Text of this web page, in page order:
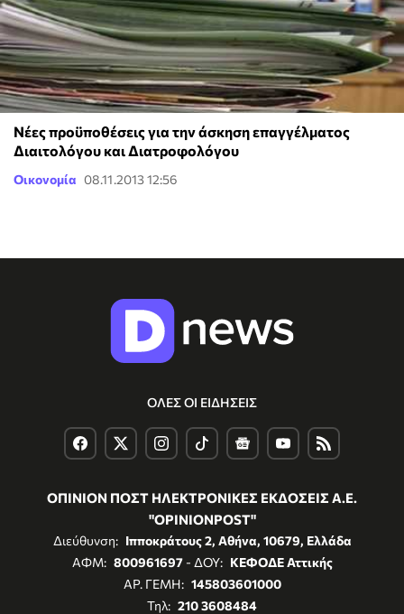
Νέες προϋποθέσεις για την άσκηση επαγγέλματος
Διαιτολόγου και Διατροφολόγου
Οικονομία 08.11.2013 12:56
ΟΛΕΣ ΟΙ ΕΙΔΗΣΕΙΣ
ΟΠΙΝΙΟΝ ΠΟΣΤ ΗΛΕΚΤΡΟΝΙΚΕΣ ΕΚΔΟΣΕΙΣ Α.Ε.
"OPINIONPOST"
Διεύθυνση: Ιπποκράτους 2, Αθήνα, 10679, Ελλάδα
ΑΦΜ: 800961697- ΔΟΥ: ΚΕΦΟΔΕ Αττικής
ΑΡ. ΓΕΜΗ: 145803601000
Τηλ: 210 3608484